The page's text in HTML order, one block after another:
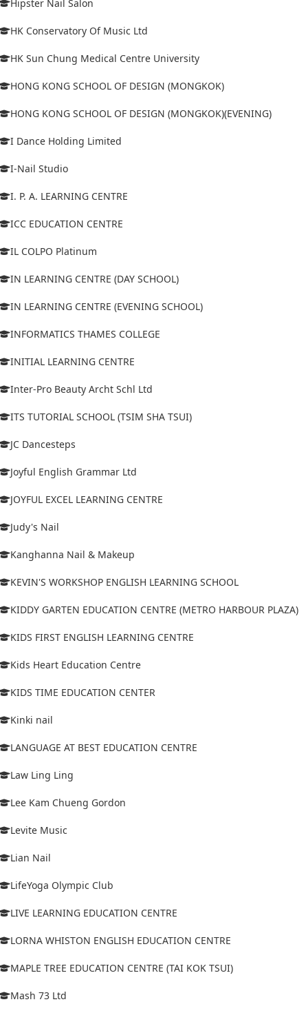
Hipster Nail Salon
HK Conservatory Of Music Ltd
HK Sun Chung Medical Centre University
HONG KONG SCHOOL OF DESIGN (MONGKOK)
HONG KONG SCHOOL OF DESIGN (MONGKOK)(EVENING)
I Dance Holding Limited
I-Nail Studio
I. P. A. LEARNING CENTRE
ICC EDUCATION CENTRE
IL COLPO Platinum
IN LEARNING CENTRE (DAY SCHOOL)
IN LEARNING CENTRE (EVENING SCHOOL)
INFORMATICS THAMES COLLEGE
INITIAL LEARNING CENTRE
Inter-Pro Beauty Archt Schl Ltd
ITS TUTORIAL SCHOOL (TSIM SHA TSUI)
JC Dancesteps
Joyful English Grammar Ltd
JOYFUL EXCEL LEARNING CENTRE
Judy's Nail
Kanghanna Nail & Makeup
KEVIN'S WORKSHOP ENGLISH LEARNING SCHOOL
KIDDY GARTEN EDUCATION CENTRE (METRO HARBOUR PLAZA)
KIDS FIRST ENGLISH LEARNING CENTRE
Kids Heart Education Centre
KIDS TIME EDUCATION CENTER
Kinki nail
LANGUAGE AT BEST EDUCATION CENTRE
Law Ling Ling
Lee Kam Chueng Gordon
Levite Music
Lian Nail
LifeYoga Olympic Club
LIVE LEARNING EDUCATION CENTRE
LORNA WHISTON ENGLISH EDUCATION CENTRE
MAPLE TREE EDUCATION CENTRE (TAI KOK TSUI)
Mash 73 Ltd